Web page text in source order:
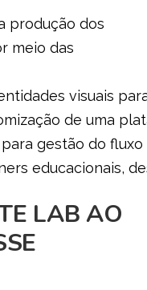
produção dos
meio das
visuais
de uma
gestão do fluxo
educacionais,
LAB AO